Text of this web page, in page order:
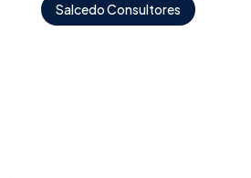
Salcedo Consultores